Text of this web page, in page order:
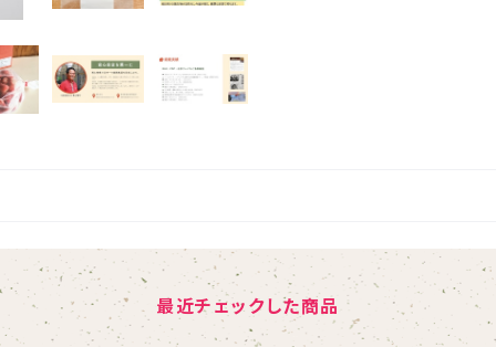
最近チェックした商品